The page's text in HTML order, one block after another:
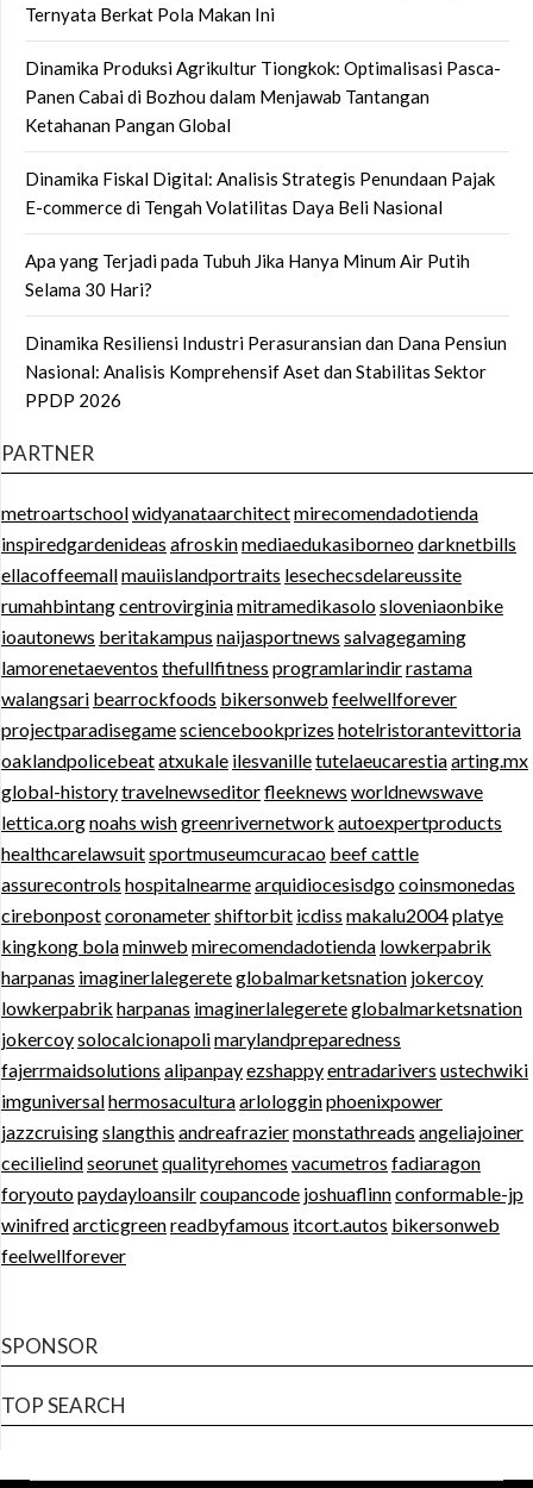
Ternyata Berkat Pola Makan Ini
Dinamika Produksi Agrikultur Tiongkok: Optimalisasi Pasca-
Panen Cabai di Bozhou dalam Menjawab Tantangan
Ketahanan Pangan Global
Dinamika Fiskal Digital: Analisis Strategis Penundaan Pajak
E-commerce di Tengah Volatilitas Daya Beli Nasional
Apa yang Terjadi pada Tubuh Jika Hanya Minum Air Putih
Selama 30 Hari?
Dinamika Resiliensi Industri Perasuransian dan Dana Pensiun
Nasional: Analisis Komprehensif Aset dan Stabilitas Sektor
PPDP 2026
PARTNER
metroartschoolwidyanataarchitectmirecomendadotienda
inspiredgardenideas afroskinmediaedukasiborneodarknetbills
ellacoffeemallmauiislandportraits lesechecsdelareussite
rumahbintangcentrovirginiamitramedikasolosloveniaonbike
ioautonews beritakampus naijasportnews salvagegaming
lamorenetaeventos thefullfitness programlarindirrastama
walangsari bearrockfoods bikersonweb feelwellforever
projectparadisegamesciencebookprizes hotelristorantevittoria
oaklandpolicebeatatxukale ilesvanilletutelaeucarestiaarting.mx
global-historytravelnewseditorfleeknews worldnewswave
lettica.orgnoahs wishgreenrivernetwork autoexpertproducts
healthcarelawsuitsportmuseumcuracao beef cattle
assurecontrols hospitalnearmearquidiocesisdgocoinsmonedas
cirebonpostcoronametershiftorbit icdiss makalu2004platye
kingkong bolaminweb mirecomendadotienda lowkerpabrik
harpanas imaginerlalegereteglobalmarketsnation jokercoy
lowkerpabrik harpanas imaginerlalegereteglobalmarketsnation
jokercoysolocalcionapolimarylandpreparedness
fajerrmaidsolutions alipanpayezshappyentradarivers ustechwiki
imguniversalhermosaculturaarlologginphoenixpower
jazzcruisingslangthis andreafraziermonstathreads angeliajoiner
cecilielindseorunetqualityrehomes vacumetros fadiaragon
foryoutopaydayloansilrcoupancode joshuaflinnconformable-jp
winifredarcticgreenreadbyfamous itcort.autos bikersonweb
feelwellforever
SPONSOR
TOP SEARCH